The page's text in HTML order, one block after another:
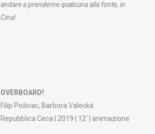
andare a prenderne qualcuna alla fonte, in
Cina!
OVERBOARD!
Filip Pošivac, Barbora Valecká
Repubblica Ceca | 2019 | 12′ | animazione